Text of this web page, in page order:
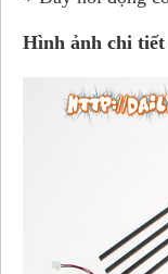
Hình ảnh chi tiết